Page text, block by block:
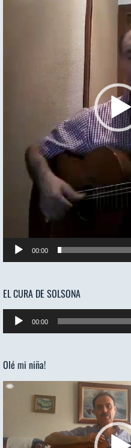
00:00
EL CURA DE SOLSONA
Reproductor
de
00:00
Olé mi niña!
Reproductor